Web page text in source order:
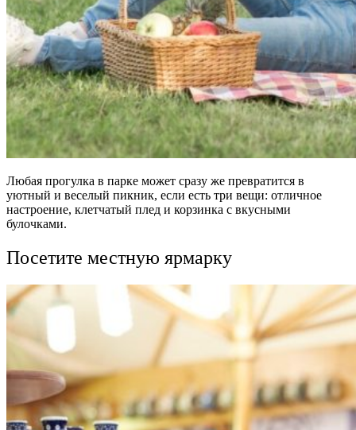
Любая прогулка в парке может сразу же превратится в
уютный и веселый пикник, если есть три вещи: отличное
настроение, клетчатый плед и корзинка с вкусными
булочками.
Посетите местную ярмарку